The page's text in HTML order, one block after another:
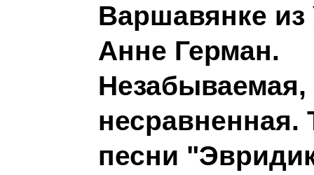
Варшавянке из
Анне Герман.
Незабываемая,
несравненная.
песни